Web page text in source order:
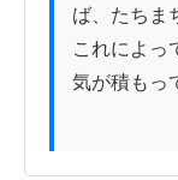
ば、たちま
これによっ
気が積もっ